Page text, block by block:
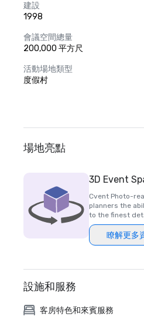
建設
1998
會議空間總量
200,000 平方尺
活動場地類型
度假村
場地亮點
3D Event
Cvent Photo-
planners the
to the finest
瞭解更多
設施和服務
客房特色和來賓服務